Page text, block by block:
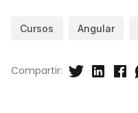
Cursos Angular
Compartir: